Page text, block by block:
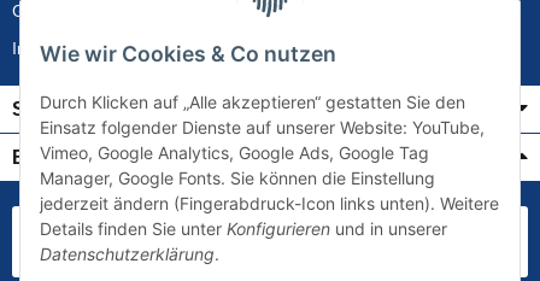
Gewährleistung
Impressum
Service
Bezahlung & Versand
Wie wir Cookies & Co nutzen
Durch Klicken auf „Alle akzeptieren“ gestatten Sie den
Einsatz folgender Dienste auf unserer Website: YouTube,
Vimeo, Google Analytics, Google Ads, Google Tag
Manager, Google Fonts. Sie können die Einstellung
jederzeit ändern (Fingerabdruck-Icon links unten). Weitere
Details finden Sie unter Konfigurieren und in unserer
Datenschutzerklärung.